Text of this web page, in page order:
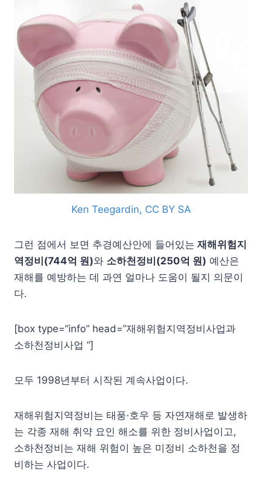
Ken Teegardin, CC BY SA
그런 점에서 보면 추경예산안에 들어있는 재해위험지
역정비(744억 원)와 소하천정비(250억 원) 예산은
재해를 예방하는 데 과연 얼마나 도움이 될지 의문이
다.
[box type=”info” head=”재해위험지역정비사업과
소하천정비사업 “]
모두 1998년부터 시작된 계속사업이다.
재해위험지역정비는 태풍·호우 등 자연재해로 발생하
는 각종 재해 취약 요인 해소를 위한 정비사업이고,
소하천정비는 재해 위험이 높은 미정비 소하천을 정
비하는 사업이다.